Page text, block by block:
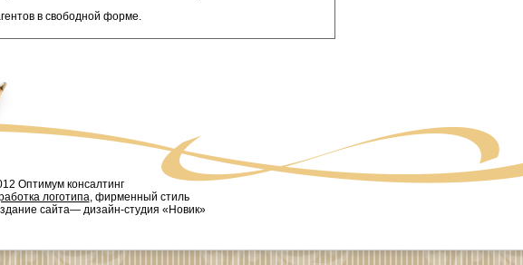
в свободной форме.
Оптимум консалтинг
логотипа, фирменный стиль
сайта— дизайн-студия «Новик»